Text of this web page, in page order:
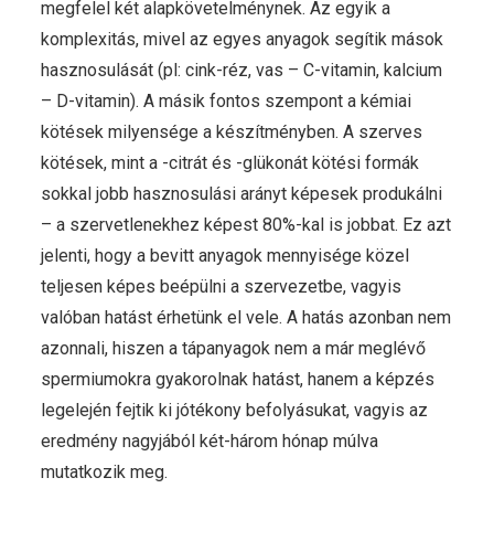
megfelel két alapkövetelménynek. Az egyik a
komplexitás, mivel az egyes anyagok segítik mások
hasznosulását (pl: cink-réz, vas – C-vitamin, kalcium
– D-vitamin). A másik fontos szempont a kémiai
kötések milyensége a készítményben. A szerves
kötések, mint a -citrát és -glükonát kötési formák
sokkal jobb hasznosulási arányt képesek produkálni
– a szervetlenekhez képest 80%-kal is jobbat. Ez azt
jelenti, hogy a bevitt anyagok mennyisége közel
teljesen képes beépülni a szervezetbe, vagyis
valóban hatást érhetünk el vele. A hatás azonban nem
azonnali, hiszen a tápanyagok nem a már meglévő
spermiumokra gyakorolnak hatást, hanem a képzés
legelején fejtik ki jótékony befolyásukat, vagyis az
eredmény nagyjából két-három hónap múlva
mutatkozik meg.